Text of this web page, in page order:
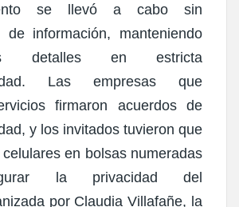
se llevó a cabo sin
de información, manteniendo
detalles en estricta
Las empresas que
firmaron acuerdos de
y los invitados tuvieron que
en bolsas numeradas
la privacidad del
por Claudia Villafañe, la